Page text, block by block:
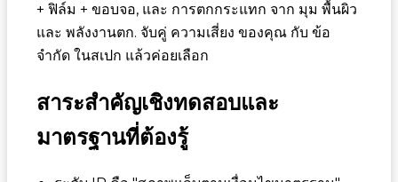
+ ฟิล์ม + ขอบจอ, และ การตกกระแทก จาก มุม พื้นผิว
และ พลังงานตก. จับคู่ ความเสี่ยง ของคุณ กับ ข้อ
จำกัด ในสเปก แล้วค่อยเลือก
สาระสำคัญเชิงทดสอบและ
มาตรฐานที่ต้องรู้